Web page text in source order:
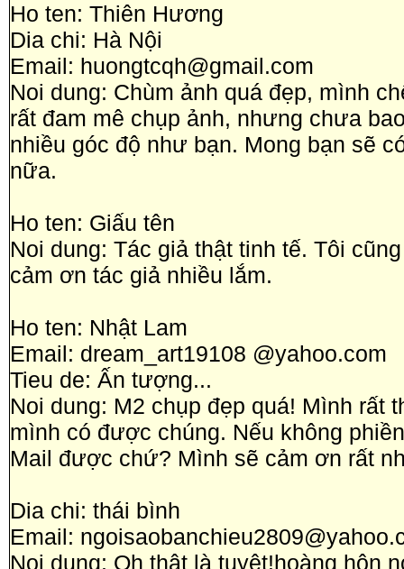
Ho ten: Thiên Hương
Dia chi: Hà Nội
Email: huongtcqh@gmail.com
Noi dung: Chùm ảnh quá đẹp, mình
rất đam mê chụp ảnh, nhưng chưa
nhiều góc độ như bạn. Mong bạn sẽ
nữa.
Ho ten: Giấu tên
Noi dung: Tác giả thật tinh tế. Tôi
cảm ơn tác giả nhiều lắm.
Ho ten: Nhật Lam
Email: dream_art19108 @yahoo.com
Tieu de: Ấn tượng...
Noi dung: M2 chụp đẹp quá! Mình rất
mình có được chúng. Nếu không
Mail được chứ? Mình sẽ cảm ơn rất
Dia chi: thái bình
Email:
Noi dung: Oh thật là tuyệt!hoàng hôn